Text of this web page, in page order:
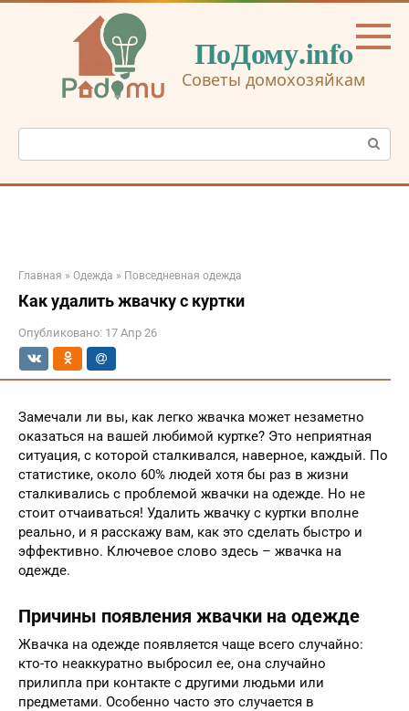
Перейти
ПоДому.info
Советы домохозяйкам
Поиск:
Главная » Одежда » Повседневная одежда
Как удалить жвачку с куртки
Опубликовано: 17 Апр 26
Замечали ли вы, как легко жвачка может незаметно
оказаться на вашей любимой куртке? Это неприятная
ситуация, с которой сталкивался, наверное, каждый. По
статистике, около 60% людей хотя бы раз в жизни
сталкивались с проблемой жвачки на одежде. Но не
стоит отчаиваться! Удалить жвачку с куртки вполне
реально, и я расскажу вам, как это сделать быстро и
эффективно. Ключевое слово здесь – жвачка на
одежде.
Причины появления жвачки на одежде
Жвачка на одежде появляется чаще всего случайно:
кто-то неаккуратно выбросил ее, она случайно
прилипла при контакте с другими людьми или
предметами. Особенно часто это случается в